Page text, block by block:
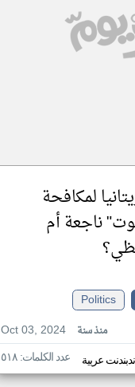
لمكافحة
ناجعة أم
Politics
Oct 03, 2024
منذ سنة
عربية عدد الكلمات: ٥١٨